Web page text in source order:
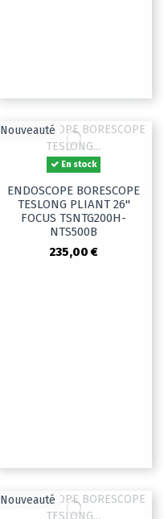
Nouveauté
En stock
ENDOSCOPE BORESCOPE
TESLONG PLIANT 26"
FOCUS TSNTG200H-
NTS500B
235,00 €
Nouveauté